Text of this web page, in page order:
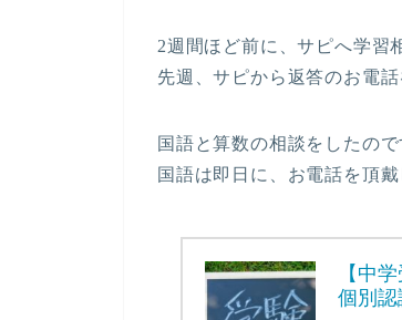
2週間ほど前に、サピへ学習
先週、サピから返答のお電話
国語と算数の相談をしたので
国語は即日に、お電話を頂
【中
個別認